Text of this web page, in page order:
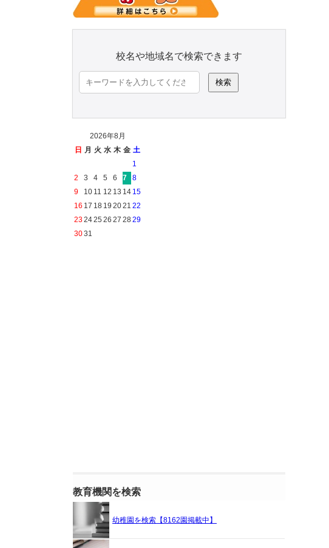
校名や地域名で検索できます
検
索:
2026年8月
日 月 火 水 木 金 土
1
2
3 4 5 6 7
8
9
10 11 12 13 14 15
16 17 18 19 2021 22
232425 26 27 2829
3031
教育機関を検索
幼稚園を検索【8162園掲載中】